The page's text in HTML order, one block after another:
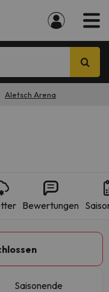
Aletsch Arena
Bewertungen
Saisonende